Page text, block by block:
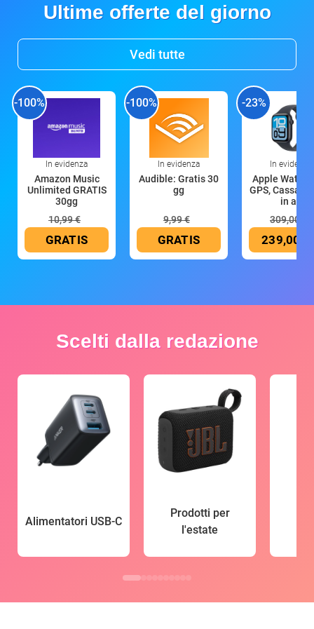
Ultime offerte del giorno
Vedi tutte
-100%
In evidenza
Amazon Music
Unlimited GRATIS
30gg
10,99 €
GRATIS
-100%
In evidenza
Audible: Gratis 30
gg
9,99 €
GRATIS
-23%
In evidenza
Apple Watch
GPS, Cassa
in all
309,00 €
239,00 €
Scelti dalla redazione
Alimentatori USB-C
Prodotti per
l'estate